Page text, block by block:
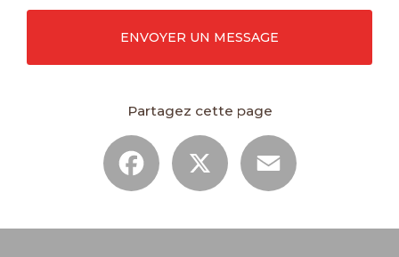
ENVOYER UN MESSAGE
Partagez cette page
Facebook